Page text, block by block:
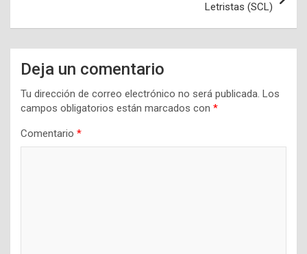
Letristas (SCL)
Deja un comentario
Tu dirección de correo electrónico no será publicada. Los
campos obligatorios están marcados con *
Comentario *